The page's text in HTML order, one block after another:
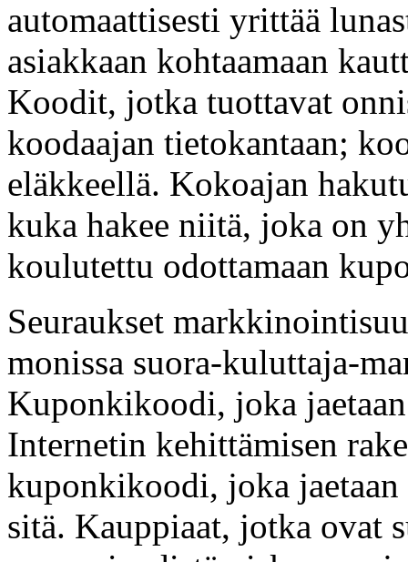
automaattisesti yrittää
asiakkaan kohtaamaan
Koodit, jotka tuottavat
koodaajan tietokantaan;
eläkkeellä. Kokoajan
kuka hakee niitä, joka on
koulutettu odottamaan
Seuraukset
monissa suora-kuluttaja-
Kuponkikoodi, joka
Internetin kehittämisen
kuponkikoodi, joka
sitä. Kauppiaat, jotka ovat